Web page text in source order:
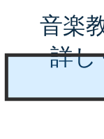
音楽
詳し